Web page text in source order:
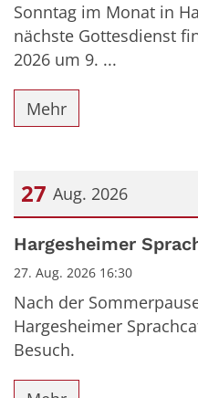
Sonntag im Monat in
nächste Gottesdienst
2026 um 9. ...
Mehr
27 Aug. 2026
Datum: 27. August 2026
Hargesheimer
27. Aug. 2026 16:30
Nach der
Hargesheimer
Besuch.